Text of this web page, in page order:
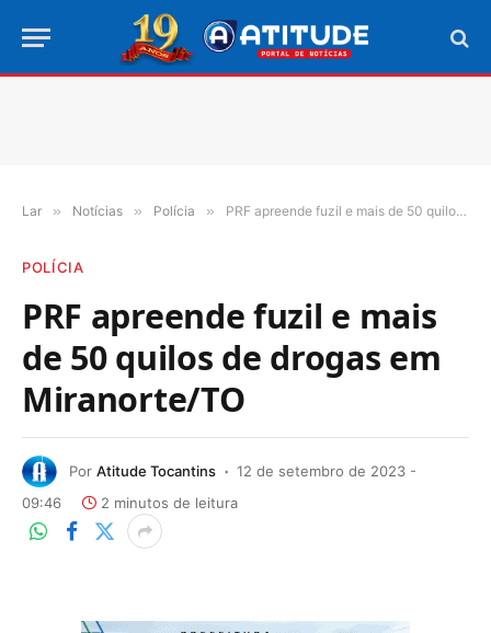
Lar » Notícias » Polícia » PRF apreende fuzil e mais de 50 quilos de drogas em Miranorte/TO
POLÍCIA
PRF apreende fuzil e mais
de 50 quilos de drogas em
Miranorte/TO
Por Atitude Tocantins
12 de setembro de 2023 -
09:46
2 minutos de leitura